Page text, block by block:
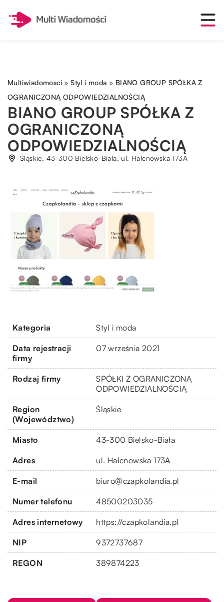
Multiwiadomosci »Styl i moda » BIANO GROUP SPÓŁKA Z
OGRANICZONĄ ODPOWIEDZIALNOŚCIĄ
BIANO GROUP SPÓŁKA Z
OGRANICZONĄ
ODPOWIEDZIALNOŚCIĄ
Śląskie, 43-300 Bielsko-Biała, ul. Hałcnowska 173A
Kategoria Styl i moda
Data rejestracji
firmy
07 września 2021
Rodzaj firmy
SPÓŁKI Z OGRANICZONĄ
ODPOWIEDZIALNOŚCIĄ
Region
(Województwo)
Śląskie
Miasto 43-300 Bielsko-Biała
Adres ul. Hałcnowska 173A
E-mail biuro@czapkolandia.pl
Numer telefonu 48500203035
Adres internetowy https://czapkolandia.pl
NIP 9372737687
REGON 389874223